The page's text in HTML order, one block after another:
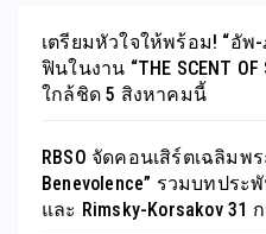
เตรียมหัวใจให้พร้อม! “อั
ฟินในงาน “THE SCENT
ใกล้ชิด 5 สิงหาคมนี้
RBSO จัดคอนเสิร์ตเฉลิมพร
Benevolence” รวมบทประ
และ Rimsky-Korsakov 31